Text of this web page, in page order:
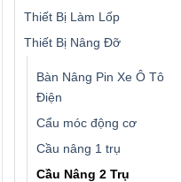
Thiết Bị Làm Lốp
Thiết Bị Nâng Đỡ
Bàn Nâng Pin Xe Ô Tô
Điện
Cẩu móc động cơ
Cầu nâng 1 trụ
Cầu Nâng 2 Trụ